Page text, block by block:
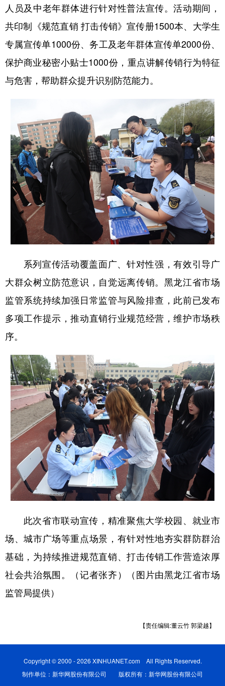
四川 贵州 云南 西藏
新疆 内蒙古 黑龙江
English Español Français عربى
Русский язык 日本語 한국어
Deutsch Português
人员及中老年群体进行针对性普法宣传。活动期间，
共印制《规范直销 打击传销》宣传册1500本、大学生
专属宣传单1000份、务工及老年群体宣传单2000份、
保护商业秘密小贴士1000份，重点讲解传销行为特征
与危害，帮助群众提升识别防范能力。
系列宣传活动覆盖面广、针对性强，有效引导广
大群众树立防范意识，自觉远离传销。黑龙江省市场
监管系统持续加强日常监管与风险排查，此前已发布
多项工作提示，推动直销行业规范经营，维护市场秩
序。
此次省市联动宣传，精准聚焦大学校园、就业市
场、城市广场等重点场景，有针对性地夯实群防群治
基础，为持续推进规范直销、打击传销工作营造浓厚
社会共治氛围。（记者张齐）（图片由黑龙江省市场
监管局提供）
【责任编辑:董云竹 郭梁越】
Copyright © 2000 - 2026 XINHUANET.com All Rights Reserved.
制作单位：新华网股份有限公司 版权所有：新华网股份有限公司